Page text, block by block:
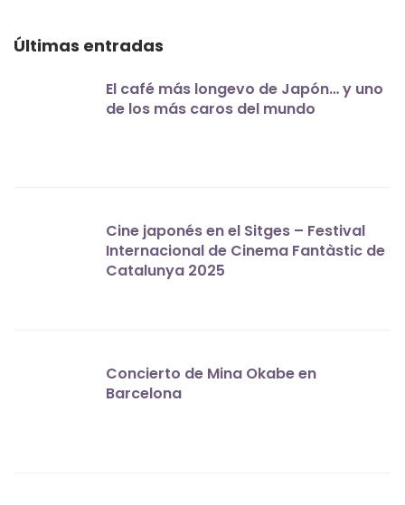
Últimas entradas
El café más longevo de Japón… y uno
de los más caros del mundo
Cine japonés en el Sitges – Festival
Internacional de Cinema Fantàstic de
Catalunya 2025
Concierto de Mina Okabe en
Barcelona